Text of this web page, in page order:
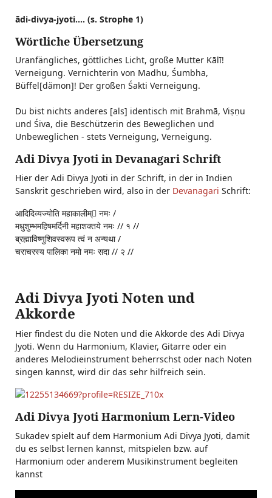
ādi-divya-jyoti.... (s. Strophe 1)
Wörtliche Übersetzung
Uranfängliches, göttliches Licht, große Mutter Kālī!
Verneigung. Vernichterin von Madhu, Śumbha,
Büffel[dämon]! Der großen Śakti Verneigung.
Du bist nichts anderes [als] identisch mit Brahmā, Viṣṇu
und Śiva, die Beschützerin des Beweglichen und
Unbeweglichen - stets Verneigung, Verneigung.
Adi Divya Jyoti in Devanagari Schrift
Hier der Adi Divya Jyoti in der Schrift, in der in Indien
Sanskrit geschrieben wird, also in der Devanagari Schrift:
आदिदिव्यज्योति महाकालीम् नमः /
मधुशुम्भमहिषमर्दिनी महाशक्तये नमः // १ //
ब्रह्माविष्णुशिवस्वरूप त्वं न अन्यथा /
चराचरस्य पालिका नमो नमः सदा // २ //
Adi Divya Jyoti Noten und
Akkorde
Hier findest du die Noten und die Akkorde des Adi Divya
Jyoti. Wenn du Harmonium, Klavier, Gitarre oder ein
anderes Melodieinstrument beherrschst oder nach Noten
singen kannst, wird dir das sehr hilfreich sein.
Adi Divya Jyoti Harmonium Lern-Video
Sukadev spielt auf dem Harmonium Adi Divya Jyoti, damit
du es selbst lernen kannst, mitspielen bzw. auf
Harmonium oder anderem Musikinstrument begleiten
kannst